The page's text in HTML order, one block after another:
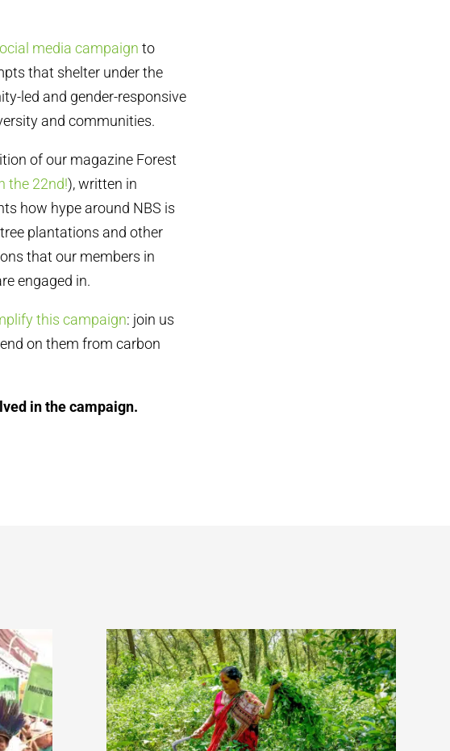
media campaign to
that shelter under the
led and gender-responsive
and communities.
of our magazine Forest
the 22nd!), written in
how hype around NBS is
plantations and other
that our members in
engaged in.
this campaign: join us
on them from carbon
in the campaign.